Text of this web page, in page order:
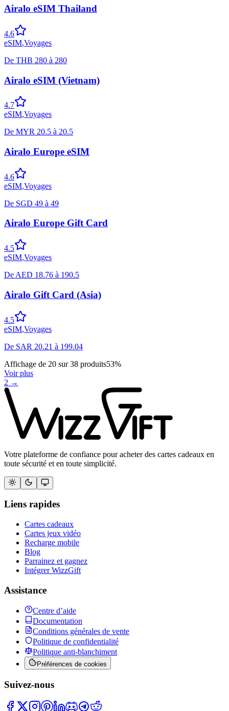
Airalo eSIM Thailand
4.6
eSIM,Voyages
De THB 280 à 280
Airalo eSIM (Vietnam)
4.7
eSIM,Voyages
De MYR 20.5 à 20.5
Airalo Europe eSIM
4.6
eSIM,Voyages
De SGD 49 à 49
Airalo Europe Gift Card
4.5
eSIM,Voyages
De AED 18.76 à 190.5
Airalo Gift Card (Asia)
4.5
eSIM,Voyages
De SAR 20.21 à 199.04
Affichage de 20 sur 38 produits53%
Voir plus
2 →
Votre plateforme de confiance pour acheter des cartes cadeaux en
toute sécurité et en toute simplicité.
Liens rapides
Cartes cadeaux
Cartes jeux vidéo
Recharge mobile
Blog
Parrainez et gagnez
Intégrer WizzGift
Assistance
Centre d’aide
Documentation
Conditions générales de vente
Politique de confidentialité
Politique anti-blanchiment
Préférences de cookies
Suivez-nous